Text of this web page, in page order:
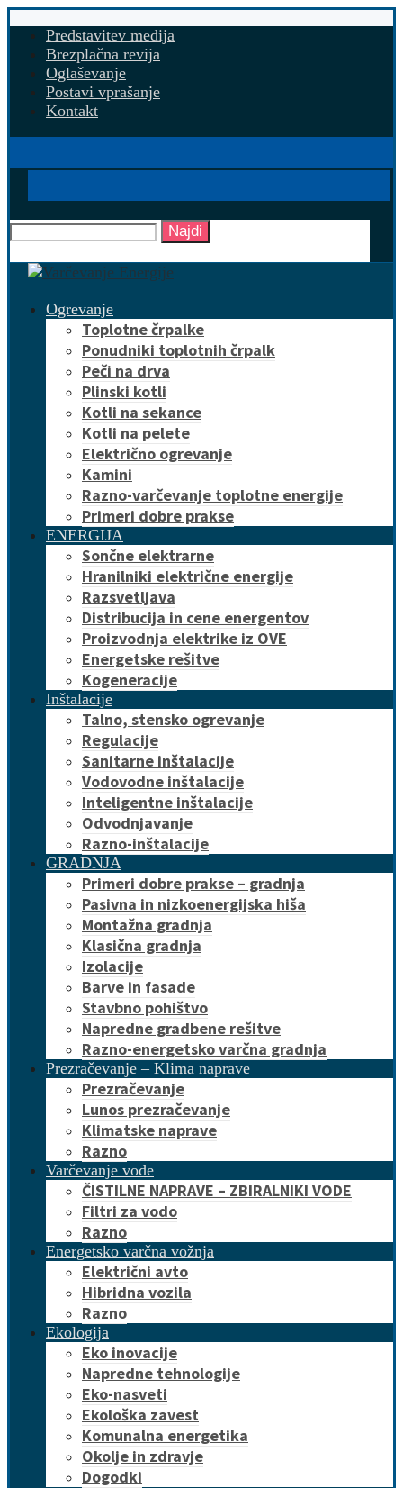
Predstavitev medija
Brezplačna revija
Oglaševanje
Postavi vprašanje
Kontakt
Najdi
Ogrevanje
Toplotne črpalke
Ponudniki toplotnih črpalk
Peči na drva
Plinski kotli
Kotli na sekance
Kotli na pelete
Električno ogrevanje
Kamini
Razno-varčevanje toplotne energije
Primeri dobre prakse
ENERGIJA
Sončne elektrarne
Hranilniki električne energije
Razsvetljava
Distribucija in cene energentov
Proizvodnja elektrike iz OVE
Energetske rešitve
Kogeneracije
Inštalacije
Talno, stensko ogrevanje
Regulacije
Sanitarne inštalacije
Vodovodne inštalacije
Inteligentne inštalacije
Odvodnjavanje
Razno-inštalacije
GRADNJA
Primeri dobre prakse – gradnja
Pasivna in nizkoenergijska hiša
Montažna gradnja
Klasična gradnja
Izolacije
Barve in fasade
Stavbno pohištvo
Napredne gradbene rešitve
Razno-energetsko varčna gradnja
Prezračevanje – Klima naprave
Prezračevanje
Lunos prezračevanje
Klimatske naprave
Razno
Varčevanje vode
ČISTILNE NAPRAVE – ZBIRALNIKI VODE
Filtri za vodo
Razno
Energetsko varčna vožnja
Električni avto
Hibridna vozila
Razno
Ekologija
Eko inovacije
Napredne tehnologije
Eko-nasveti
Ekološka zavest
Komunalna energetika
Okolje in zdravje
Dogodki